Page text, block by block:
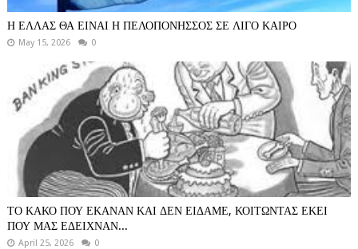
Η ΕΛΛΑΣ ΘΑ ΕΙΝΑΙ Η ΠΕΛΟΠΟΝΗΣΣΟΣ ΣΕ ΛΙΓΟ ΚΑΙΡΟ
May 15, 2026 0
ΤΟ ΚΑΚΟ ΠΟΥ ΕΚΑΝΑΝ ΚΑΙ ΔΕΝ ΕΙΔΑΜΕ, ΚΟΙΤΩΝΤΑΣ ΕΚΕΙ
ΠΟΥ ΜΑΣ ΕΔΕΙΧΝΑΝ...
April 25, 2026 0